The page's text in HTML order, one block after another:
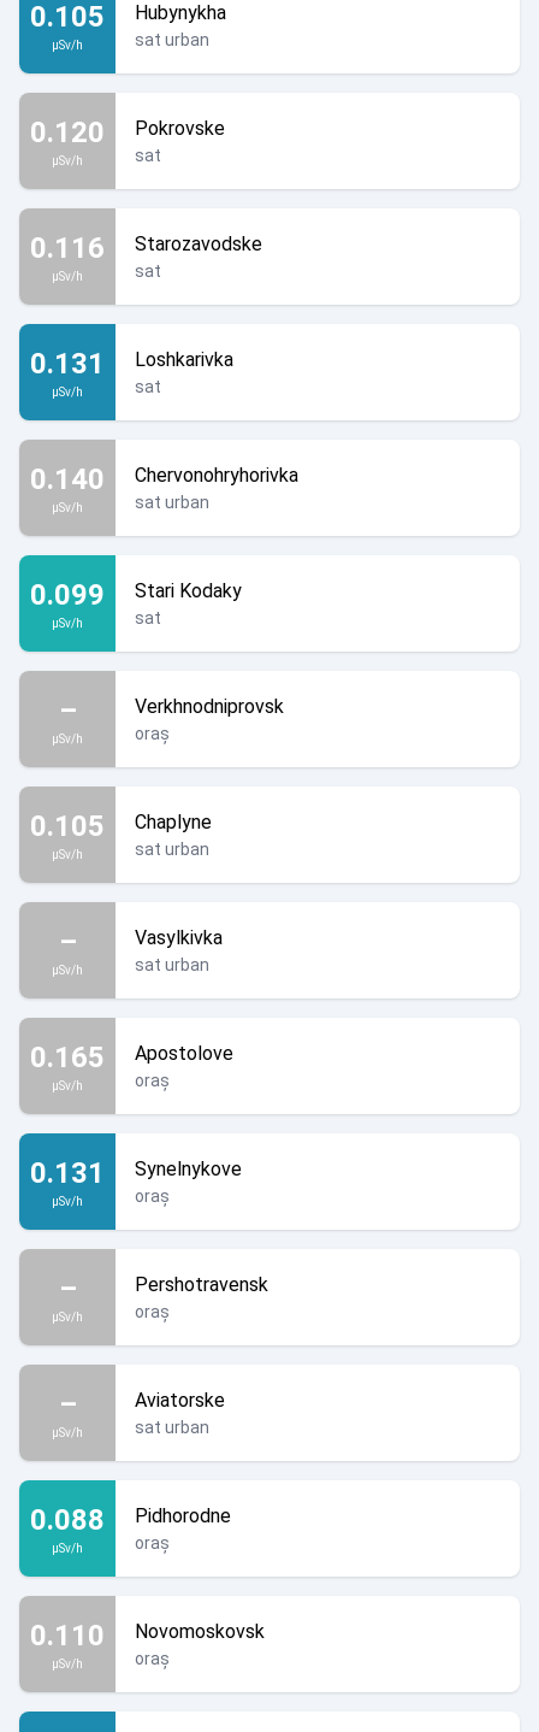
0.105
µSv/h
Hubynykha
sat urban
0.120
µSv/h
Pokrovske
sat
0.116
µSv/h
Starozavodske
sat
0.131
µSv/h
Loshkarivka
sat
0.140
µSv/h
Chervonohryhorivka
sat urban
0.099
µSv/h
Stari Kodaky
sat
–
µSv/h
Verkhnodniprovsk
oraș
0.105
µSv/h
Chaplyne
sat urban
–
µSv/h
Vasylkivka
sat urban
0.165
µSv/h
Apostolove
oraș
0.131
µSv/h
Synelnykove
oraș
–
µSv/h
Pershotravensk
oraș
–
µSv/h
Aviatorske
sat urban
0.088
µSv/h
Pidhorodne
oraș
0.110
µSv/h
Novomoskovsk
oraș